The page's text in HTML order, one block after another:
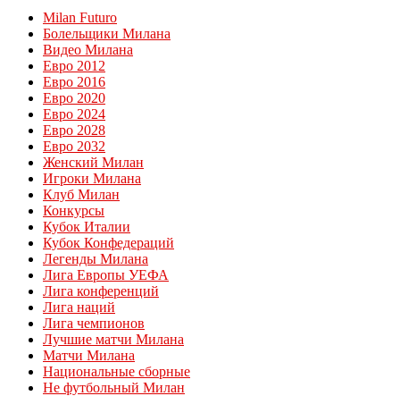
Milan Futuro
Болельщики Милана
Видео Милана
Евро 2012
Евро 2016
Евро 2020
Евро 2024
Евро 2028
Евро 2032
Женский Милан
Игроки Милана
Клуб Милан
Конкурсы
Кубок Италии
Кубок Конфедераций
Легенды Милана
Лига Европы УЕФА
Лига конференций
Лига наций
Лига чемпионов
Лучшие матчи Милана
Матчи Милана
Национальные сборные
Не футбольный Милан